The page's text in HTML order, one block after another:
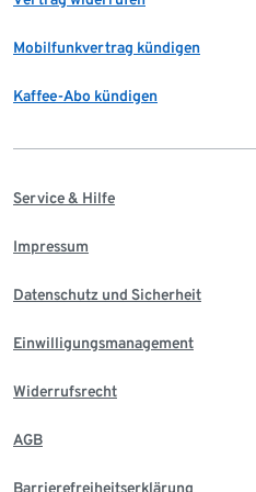
Mobilfunkvertrag kündigen
Kaffee-Abo kündigen
Service & Hilfe
Impressum
Datenschutz und Sicherheit
Einwilligungsmanagement
Widerrufsrecht
AGB
Barrierefreiheitserklärung